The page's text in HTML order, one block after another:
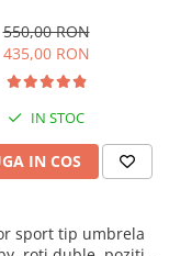
extensibila, Cu
Recomandat
par avion, Roz
pudra
550,00 RON
435,00 RON
IN STOC
IN COS
sport tip umbrela